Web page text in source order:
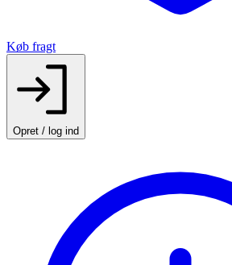
Køb fragt
Opret / log ind